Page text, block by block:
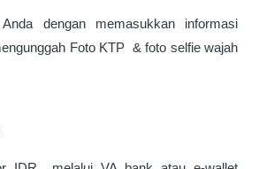
dengan memasukkan informasi
Foto KTP  & foto selfie wajah